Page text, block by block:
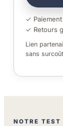
✓
✓ Retours
Lien
sans
NOTRE TEST